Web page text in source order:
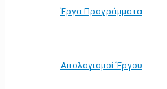
Έργα Προγράμματα
Απολογισμοί Έργου